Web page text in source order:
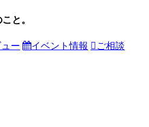
と。
ー イベント情報 ご相談